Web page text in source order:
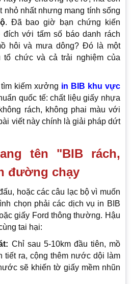
nhỏ nhất nhưng mang tính sống
. Đã bao giờ bạn chứng kiến
với tấm số báo danh rách
hôi và mưa dông? Đó là một
chức và cả trải nghiệm của
kiếm xưởng in BIB khu vực
quốc tế: chất liệu giấy nhựa
rách, không phai màu với
viết này chính là giải pháp dứt
tên "BIB rách,
đường chạy
hoặc các câu lạc bộ vì muốn
chọn phải các dịch vụ in BIB
giấy Ford thông thường. Hậu
tai hại:
Chỉ sau 5-10km đầu tiên, mồ
tiết ra, cộng thêm nước dội làm
sẽ khiến tờ giấy mềm nhũn